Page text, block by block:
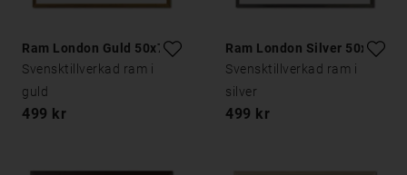
Ram London Guld 50x70
Svensktillverkad ram i
guld
499 kr
Ram London Silver 50x70
Svensktillverkad ram i
silver
499 kr